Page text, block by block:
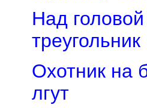
Над
треугольник
Охотник на
лгут